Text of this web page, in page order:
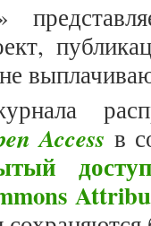
Access в